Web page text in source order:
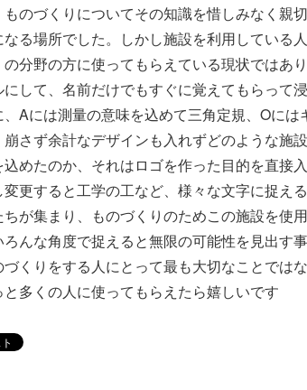
ものづくりについてその知識を惜しみなく親
なる場所でした。しかし施設を利用している
の分野の方に使ってもらえている現状ではあ
にして、名前だけでもすぐに覚えてもらって
、Aには測量の意味を込めて三角定規、Oに
崩さず余計なデザインも入れずどのような施
込めたのか、それはロゴを作った目的を直接
変更すると工学の工など、様々な文字に捉え
ちが集まり、ものづくりのためこの施設を使
んな角度で捉えると無限の可能性を見出す
づくりをする人にとって最も大切なことでは
多くの人に使ってもらえたら嬉しいです